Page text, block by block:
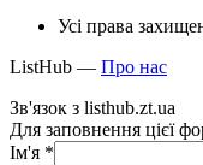
Усі права
ListHub — Про нас
Зв'язок з listhub.zt.ua
Для заповнення цієї
Ім'я *